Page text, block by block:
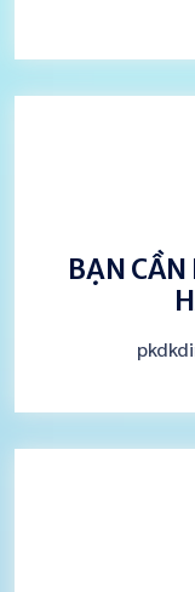
BẠN CẦN